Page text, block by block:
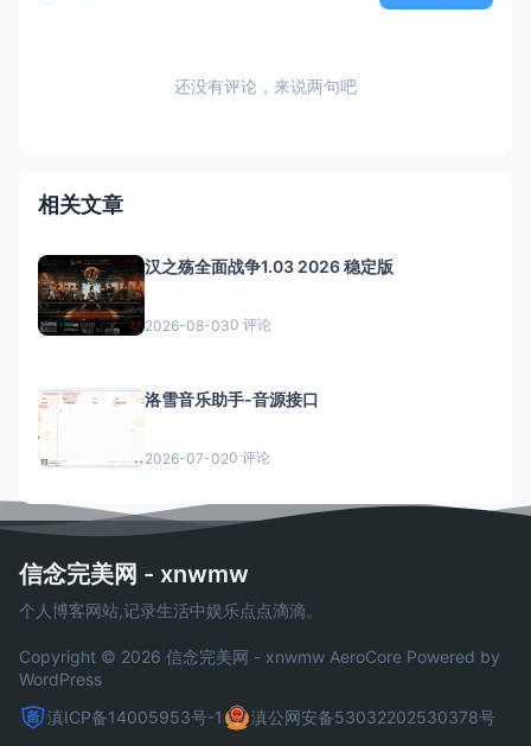
还没有评论，来说两句吧
相关文章
汉之殇全面战争1.03 2026 稳定版
2026-08-030 评论
洛雪音乐助手-音源接口
2026-07-020 评论
信念完美网 - xnwmw
个人博客网站,记录生活中娱乐点点滴滴。
Copyright © 2026 信念完美网 - xnwmw AeroCore Powered by
WordPress
滇ICP备14005953号-1
滇公网安备53032202530378号